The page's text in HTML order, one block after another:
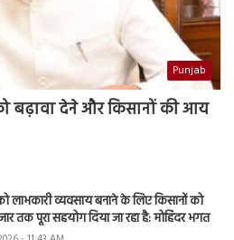
Punjab
बढ़ावा देने और किसानों की आय
लाभकारी व्यवसाय बनाने के लिए किसानों को
तक पूरा सहयोग दिया जा रहा है: मोहिंदर भगत